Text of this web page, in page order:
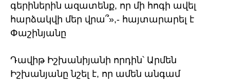
գերիներին ազատենք, որ մի հոգի ավել
հարձակվի մեր վրա՞»,- հայտարարել է
Փաշինյանը
Դավիթ Իշխանիյանի որդին՝ Արմեն
Իշխանյանը նշել է, որ ամեն անգամ